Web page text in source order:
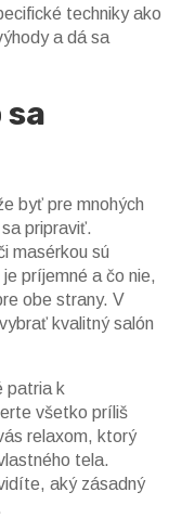
techniky ako
a dá sa
sa
byť pre mnohých
pripraviť.
masérkou sú
príjemné a čo nie,
obe strany. V
kvalitný salón
patria k
všetko príliš
relaxom, ktorý
tela.
aký zásadný